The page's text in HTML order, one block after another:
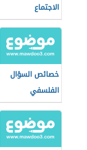
الاجتماع
خصائص السؤال
الفلسفي